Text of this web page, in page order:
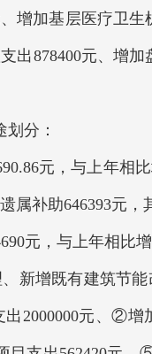
增加基层医疗卫
出878400元、增
分：
元，与上年相比
属补助646393元，
元，与上年相比增
新增既有建筑节
2000000元、②增